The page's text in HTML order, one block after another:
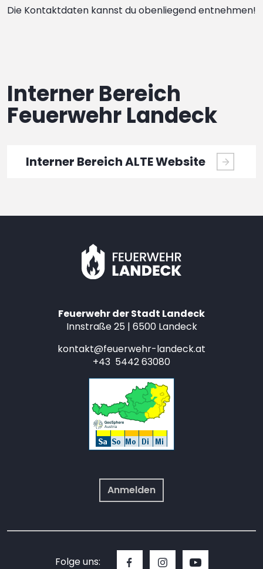
Die Kontaktdaten kannst du obenliegend entnehmen!
Interner Bereich
Feuerwehr Landeck
Interner Bereich ALTE Website
Feuerwehr der Stadt Landeck
Innstraße 25 | 6500 Landeck
kontakt@feuerwehr-landeck.at
+43 5442 63080
Anmelden
Folge uns: